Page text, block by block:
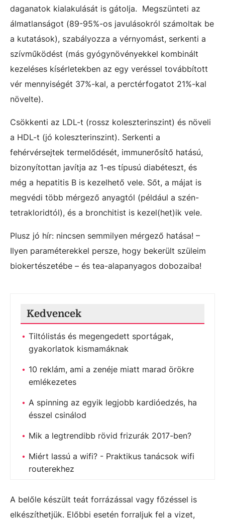
daganatok kialakulását is gátolja. Megszünteti az
álmatlanságot (89-95%-os javulásokról számoltak be
a kutatások), szabályozza a vérnyomást, serkenti a
szívműködést (más gyógynövényekkel kombinált
kezeléses kísérletekben az egy veréssel továbbított
vér mennyiségét 37%-kal, a perctérfogatot 21%-kal
növelte).
Csökkenti az LDL-t (rossz koleszterinszint) és növeli
a HDL-t (jó koleszterinszint). Serkenti a
fehérvérsejtek termelődését, immunerősítő hatású,
bizonyítottan javítja az 1-es típusú diabéteszt, és
még a hepatitis B is kezelhető vele. Sőt, a májat is
megvédi több mérgező anyagtól (például a szén-
tetrakloridtól), és a bronchitist is kezel(het)ik vele.
Plusz jó hír: nincsen semmilyen mérgező hatása! –
Ilyen paraméterekkel persze, hogy bekerült szüleim
biokertészetébe – és tea-alapanyagos dobozaiba!
Kedvencek
Tiltólistás és megengedett sportágak,
gyakorlatok kismamáknak
10 reklám, ami a zenéje miatt marad örökre
emlékezetes
A spinning az egyik legjobb kardióedzés, ha
ésszel csinálod
Mik a legtrendibb rövid frizurák 2017-ben?
Miért lassú a wifi? - Praktikus tanácsok wifi
routerekhez
A belőle készült teát forrázással vagy főzéssel is
elkészíthetjük. Előbbi esetén forraljuk fel a vizet,